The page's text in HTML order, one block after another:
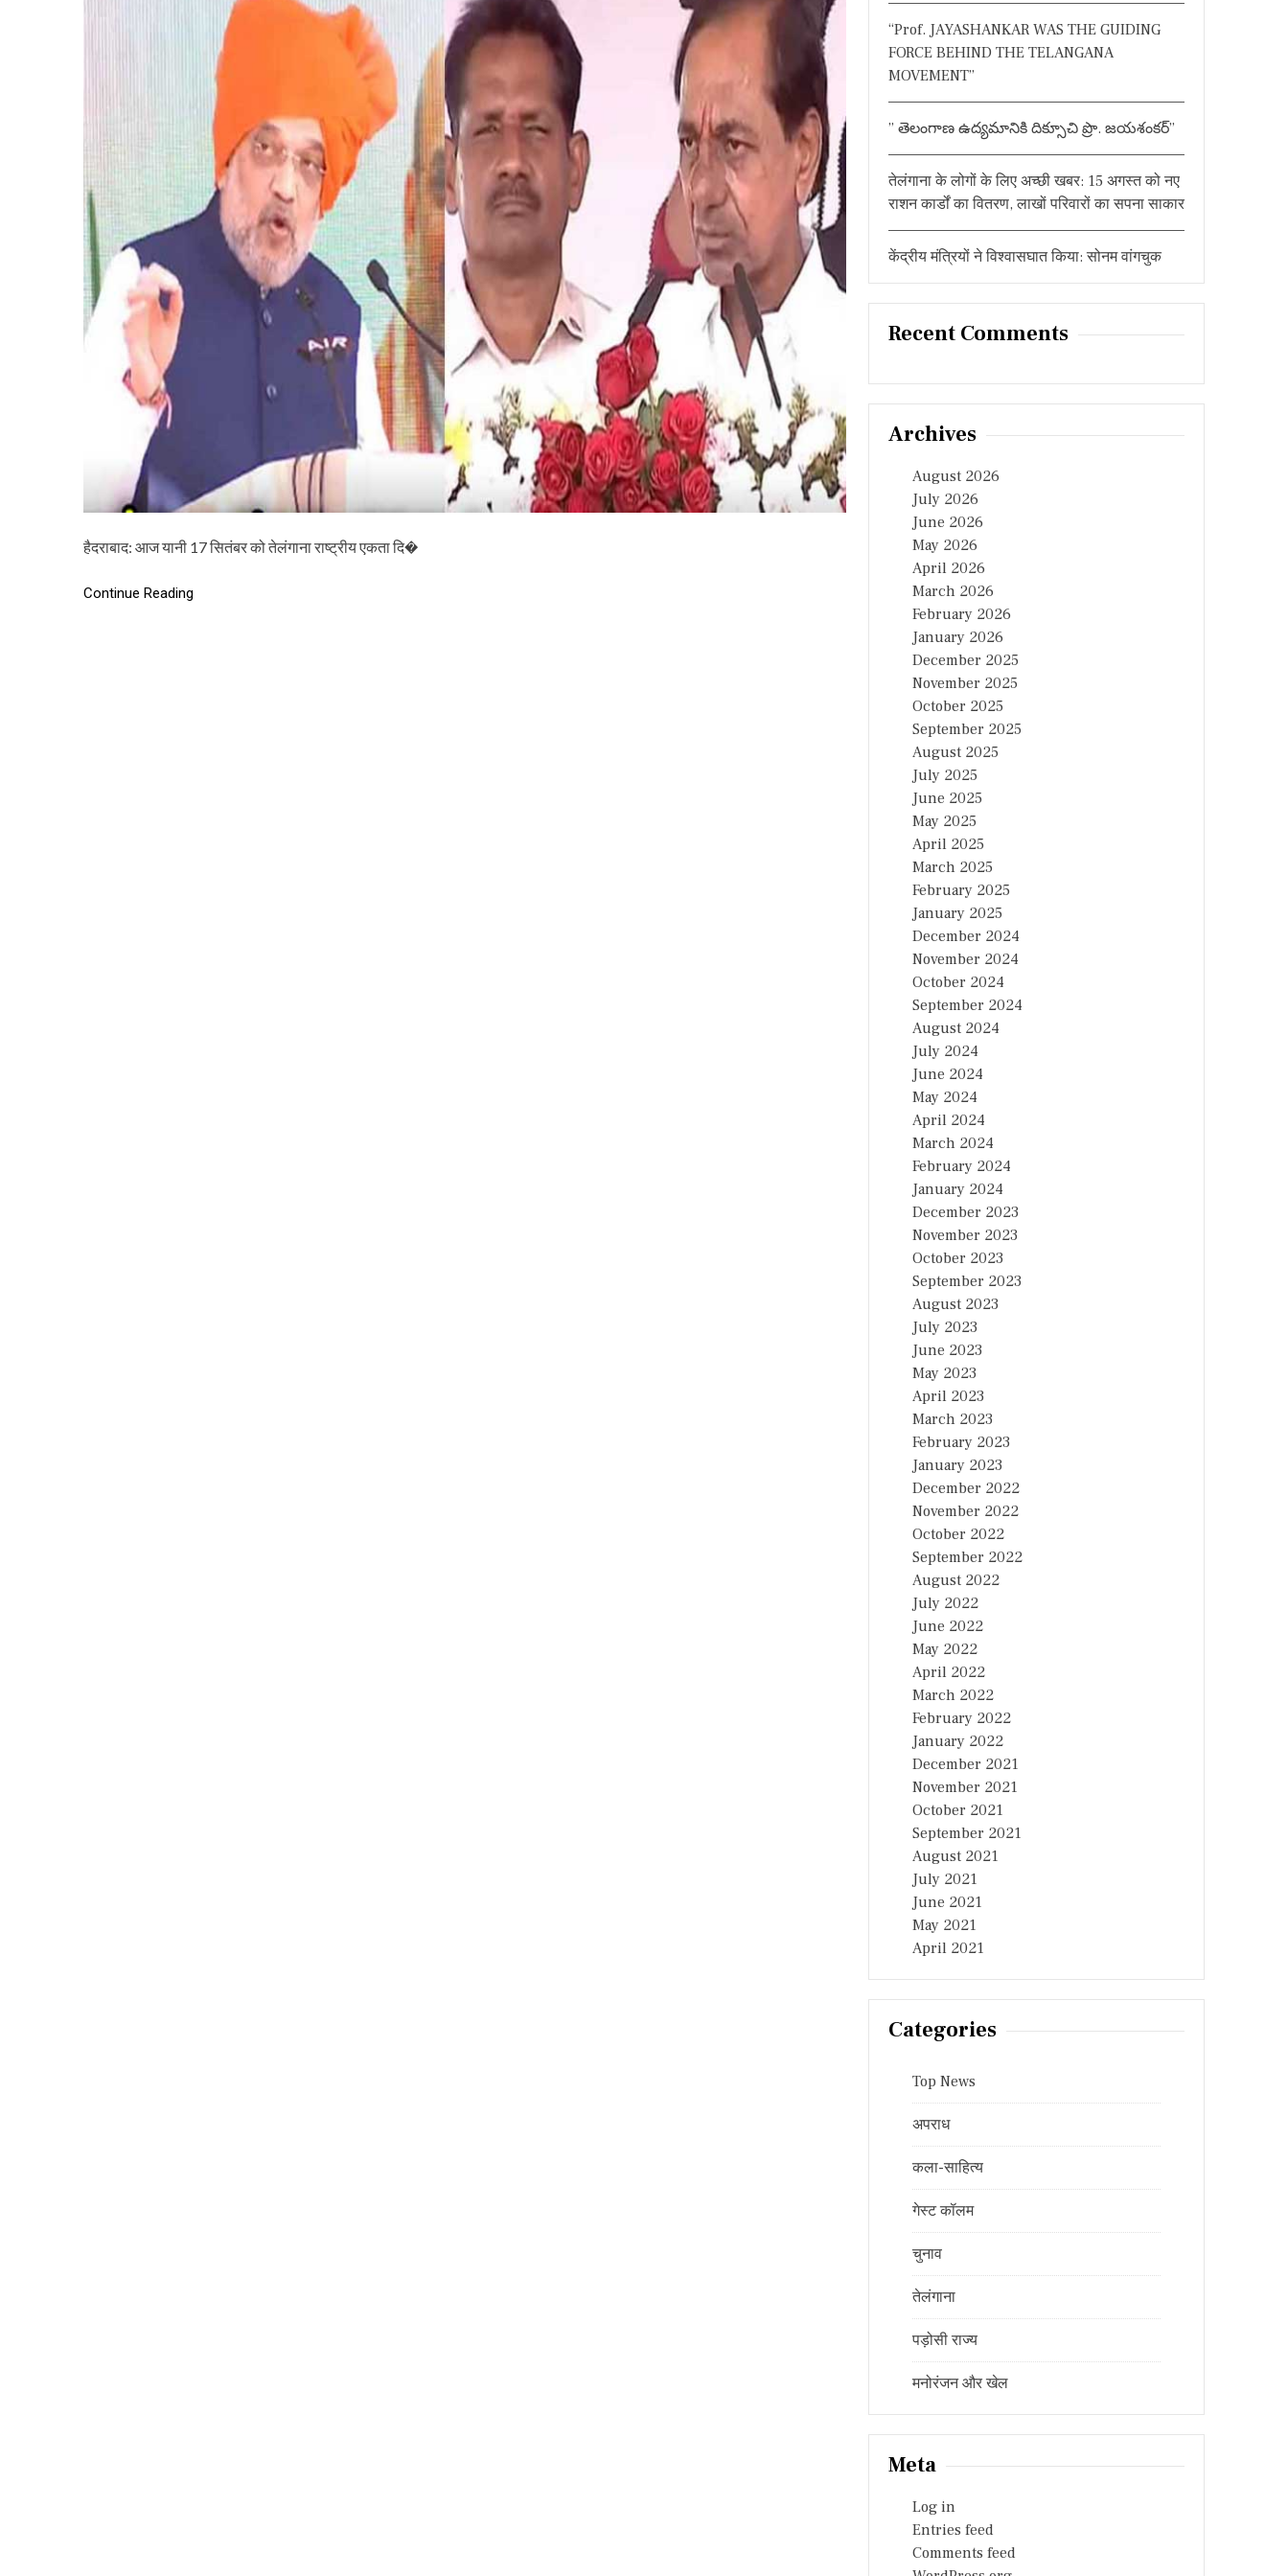
ता
ना
मु
दि
व
स
स
मा
ज
उ
ठा
ते
हैदराबाद: आज यानी 17 सितंबर को तेलंगाना राष्ट्रीय एकता दि�
Continue Reading
“Prof. JAYASHANKAR WAS THE GUIDING
FORCE BEHIND THE TELANGANA
MOVEMENT”
” తెలంగాణ ఉద్యమానికి దిక్సూచి ప్రొ. జయశంకర్”
तेलंगाना के लोगों के लिए अच्छी खबर: 15 अगस्त को नए
राशन कार्डों का वितरण, लाखों परिवारों का सपना साकार
केंद्रीय मंत्रियों ने विश्वासघात किया: सोनम वांगचुक
Recent Comments
Archives
August 2026
July 2026
June 2026
May 2026
April 2026
March 2026
February 2026
January 2026
December 2025
November 2025
October 2025
September 2025
August 2025
July 2025
June 2025
May 2025
April 2025
March 2025
February 2025
January 2025
December 2024
November 2024
October 2024
September 2024
August 2024
July 2024
June 2024
May 2024
April 2024
March 2024
February 2024
January 2024
December 2023
November 2023
October 2023
September 2023
August 2023
July 2023
June 2023
May 2023
April 2023
March 2023
February 2023
January 2023
December 2022
November 2022
October 2022
September 2022
August 2022
July 2022
June 2022
May 2022
April 2022
March 2022
February 2022
January 2022
December 2021
November 2021
October 2021
September 2021
August 2021
July 2021
June 2021
May 2021
April 2021
Categories
Top News
अपराध
कला-साहित्य
गेस्ट कॉलम
चुनाव
तेलंगाना
पड़ोसी राज्य
मनोरंजन और खेल
Meta
Log in
Entries feed
Comments feed